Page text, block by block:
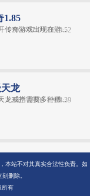
1.85
传奇游戏出现在游...
2024-07-04 13:40:52
龙
龙戒指需要多种稀...
2024-09-04 12:28:39
本站不对其真实合法性负责。如
删除。
所有